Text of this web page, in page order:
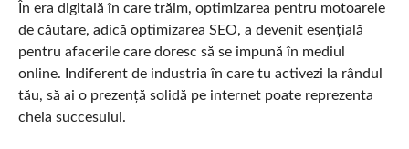
În era digitală în care trăim, optimizarea pentru motoarele
de căutare, adică optimizarea SEO, a devenit esențială
pentru afacerile care doresc să se impună în mediul
online. Indiferent de industria în care tu activezi la rândul
tău, să ai o prezență solidă pe internet poate reprezenta
cheia succesului.